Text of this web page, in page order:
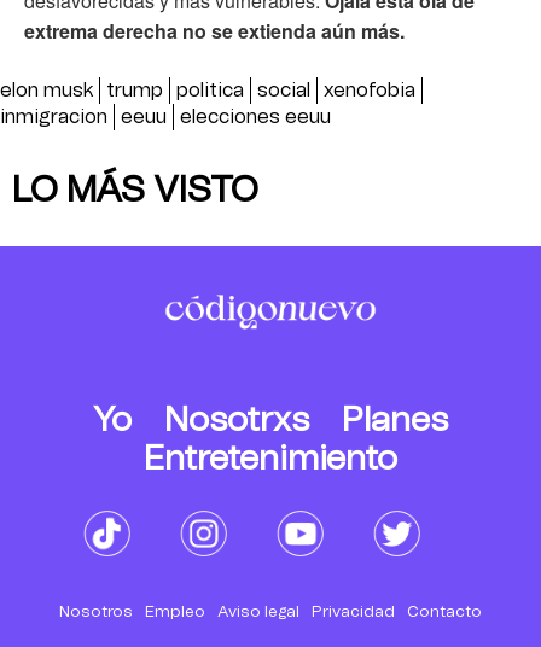
extrema derecha no se extienda aún más.
elon musk trump politica social
xenofobia
inmigracion
eeuu elecciones eeuu
LO MÁS VISTO
Yo Nosotrxs
Planes
Entretenimiento
Nosotros Empleo Aviso legal Privacidad Contacto